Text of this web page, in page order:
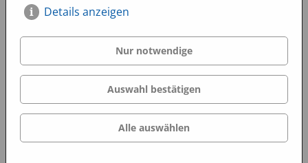
Details anzeigen
Nur notwendige
Auswahl bestätigen
Alle auswählen